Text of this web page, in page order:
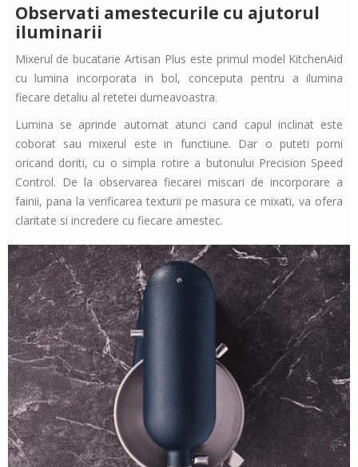
Observati amestecurile cu ajutorul
iluminarii
Mixerul de bucatarie Artisan Plus este primul model KitchenAid
cu lumina incorporata in bol, conceputa pentru a ilumina
fiecare detaliu al retetei dumeavoastra.
Lumina se aprinde automat atunci cand capul inclinat este
coborat sau mixerul este in functiune. Dar o puteti porni
oricand doriti, cu o simpla rotire a butonului Precision Speed
Control. De la observarea fiecarei miscari de incorporare a
fainii, pana la verificarea texturii pe masura ce mixati, va ofera
claritate si incredere cu fiecare amestec.